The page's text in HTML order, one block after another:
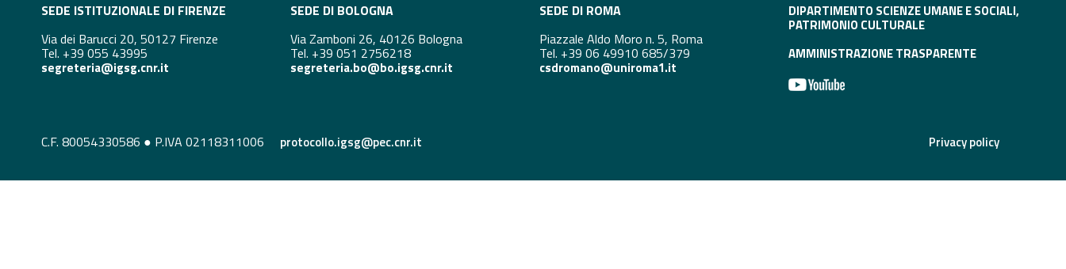
SEDE ISTITUZIONALE DI FIRENZE
Via dei Barucci 20, 50127 Firenze
Tel. +39 055 43995
segreteria@igsg.cnr.it
SEDE DI BOLOGNA
Via Zamboni 26, 40126 Bologna
Tel. +39 051 2756218
segreteria.bo@bo.igsg.cnr.it
SEDE DI ROMA
Piazzale Aldo Moro n. 5, Roma
Tel. +39 06 49910 685/379
csdromano@uniroma1.it
DIPARTIMENTO SCIENZE UMANE E SOCIALI,
PATRIMONIO CULTURALE
AMMINISTRAZIONE TRASPARENTE
C.F. 80054330586 ● P.IVA 02118311006 protocollo.igsg@pec.cnr.it Privacy policy